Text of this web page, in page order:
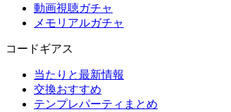
動画視聴ガチャ
メモリアルガチャ
コードギアス
当たりと最新情報
交換おすすめ
テンプレパーティまとめ